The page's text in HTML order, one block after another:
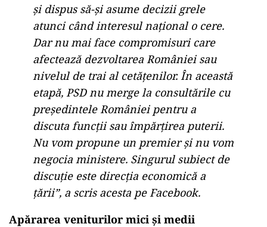
și dispus să-și asume decizii grele
atunci când interesul național o cere.
Dar nu mai face compromisuri care
afectează dezvoltarea României sau
nivelul de trai al cetățenilor. În această
etapă, PSD nu merge la consultările cu
președintele României pentru a
discuta funcții sau împărțirea puterii.
Nu vom propune un premier și nu vom
negocia ministere. Singurul subiect de
discuție este direcția economică a
țării”, a scris acesta pe Facebook.
Apărarea veniturilor mici și medii